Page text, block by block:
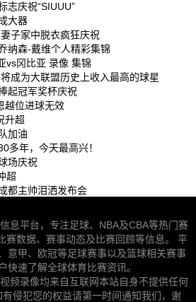
志庆祝“SIUUU”
大器
子家中脱衣疯狂庆祝
纳森-戴维个人精彩集锦
vs冈比亚 录像 集锦
成为大联盟历史上收入最高的球星
起冠军奖杯庆祝
越位进球无效
升超
加油
多年，今天最高兴！
场庆祝
超
都主帅泪洒发布会
息平台，专注足球、NBA及CBA等热门赛
赛数据、赛事动态及比赛回顾等信息。 平
意甲、欧冠等足球赛事以及篮球相关赛事
快速了解全球体育比赛资讯。
频录像均来自互联网本站自身不提供任何
侵犯您的权益请第一时间通知我们，谢